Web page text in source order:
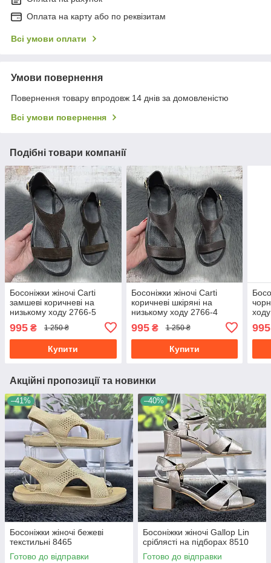
Оплата на карту або по реквізитам
Всі умови оплати
Умови повернення
Повернення товару впродовж 14 днів за домовленістю
Всі умови повернення
Подібні товари компанії
Босоніжки жіночі Carti
замшеві коричневі на
низькому ходу 2766-5
995 ₴ 1 250 ₴
Купити
Босоніжки жіночі Carti
коричневі шкіряні на
низькому ходу 2766-4
995₴ 1 250 ₴
Купити
995
Акційні пропозиції та новинки
–41%
Босоніжки жіночі бежеві
текстильні 8465
Готово до відправки
–40%
Босоніжки жіночі Gallop Lin
сріблясті на підборах 8510
Готово до відправки